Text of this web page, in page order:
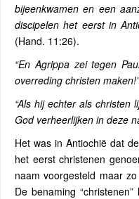
bijeenkwamen en een
discipelen het eerst in
(Hand. 11:26).
“En Agrippa zei tegen
overreding christen maken!”
“Als hij echter als christen
God verheerlijken in deze
Het was in Antiochië dat
het eerst christenen
naam voorgesteld maar
De benaming